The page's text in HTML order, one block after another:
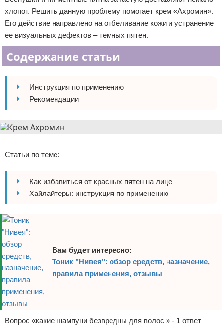
Украшения
Косметика
Уход за волосами
Макияж
Разное
Хирургия
Размещение рекламы
Для правообладателей
Условия предоставления информации
Отказ от ответственности
хлопот. Решить данную проблему помогает крем «Ахромин».
Его действие направлено на отбеливание кожи и устранение
ее визуальных дефектов – темных пятен.
Содержание статьи
Инструкция по применению
Рекомендации
Статьи по теме:
Как избавиться от красных пятен на лице
Хайлайтеры: инструкция по применению
Вам будет интересно:
Тоник "Нивея": обзор средств, назначение,
правила применения, отзывы
Вопрос «какие шампуни безвредны для волос » - 1 ответ